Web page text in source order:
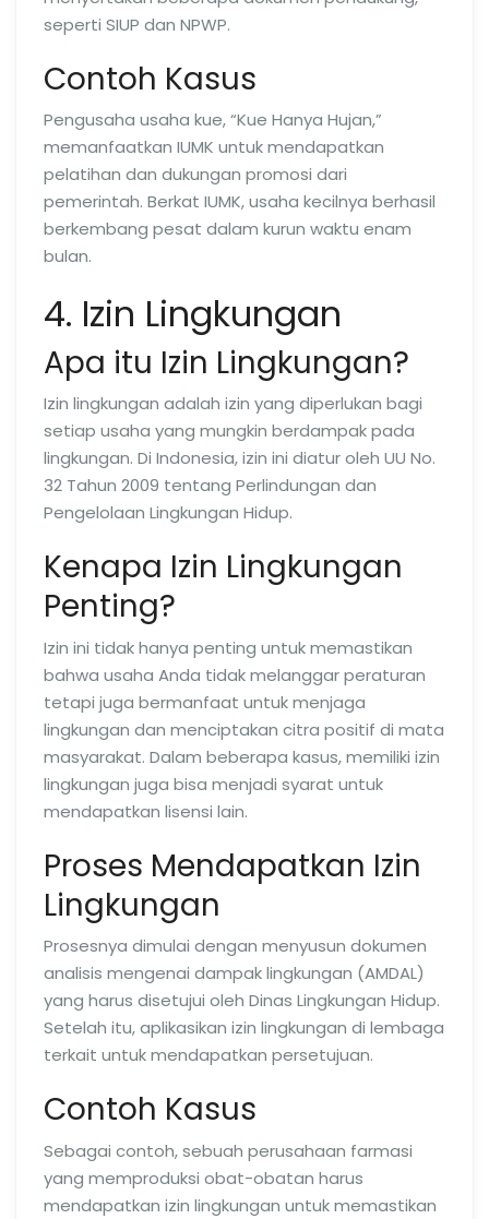
seperti SIUP dan NPWP.
Contoh Kasus
Pengusaha usaha kue, “Kue Hanya Hujan,”
memanfaatkan IUMK untuk mendapatkan
pelatihan dan dukungan promosi dari
pemerintah. Berkat IUMK, usaha kecilnya berhasil
berkembang pesat dalam kurun waktu enam
bulan.
4. Izin Lingkungan
Apa itu Izin Lingkungan?
Izin lingkungan adalah izin yang diperlukan bagi
setiap usaha yang mungkin berdampak pada
lingkungan. Di Indonesia, izin ini diatur oleh UU No.
32 Tahun 2009 tentang Perlindungan dan
Pengelolaan Lingkungan Hidup.
Kenapa Izin Lingkungan
Penting?
Izin ini tidak hanya penting untuk memastikan
bahwa usaha Anda tidak melanggar peraturan
tetapi juga bermanfaat untuk menjaga
lingkungan dan menciptakan citra positif di mata
masyarakat. Dalam beberapa kasus, memiliki izin
lingkungan juga bisa menjadi syarat untuk
mendapatkan lisensi lain.
Proses Mendapatkan Izin
Lingkungan
Prosesnya dimulai dengan menyusun dokumen
analisis mengenai dampak lingkungan (AMDAL)
yang harus disetujui oleh Dinas Lingkungan Hidup.
Setelah itu, aplikasikan izin lingkungan di lembaga
terkait untuk mendapatkan persetujuan.
Contoh Kasus
Sebagai contoh, sebuah perusahaan farmasi
yang memproduksi obat-obatan harus
mendapatkan izin lingkungan untuk memastikan